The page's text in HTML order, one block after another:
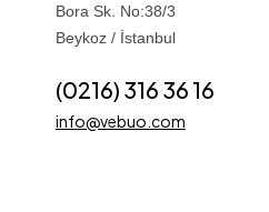
Bora Sk. No:38/3
Beykoz / İstanbul
(0216) 316 36 16
info@vebuo.com